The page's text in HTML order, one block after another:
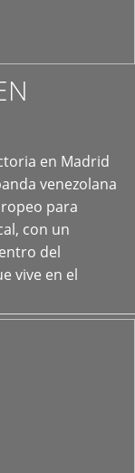
en Madrid
venezolana
para
con un
del
vive en el